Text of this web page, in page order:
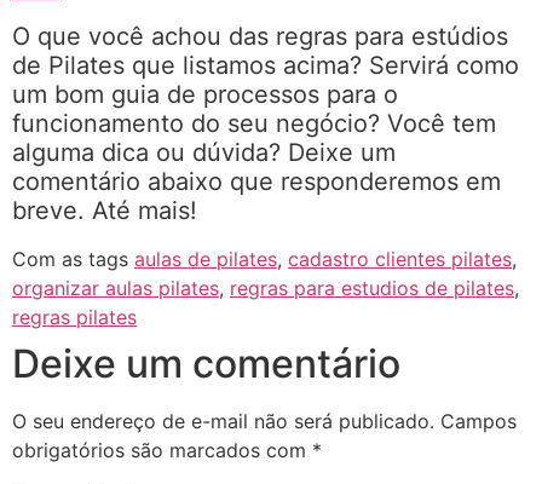
O que você achou das regras para estúdios
de Pilates que listamos acima? Servirá como
um bom guia de processos para o
funcionamento do seu negócio? Você tem
alguma dica ou dúvida? Deixe um
comentário abaixo que responderemos em
breve. Até mais!
Com as tags aulas de pilates, cadastro clientes pilates,
organizar aulas pilates, regras para estudios de pilates,
regras pilates
Deixe um comentário
O seu endereço de e-mail não será publicado. Campos
obrigatórios são marcados com *